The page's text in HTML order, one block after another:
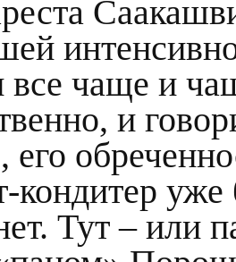
чаще и
и
его
кондитер
Тут – или